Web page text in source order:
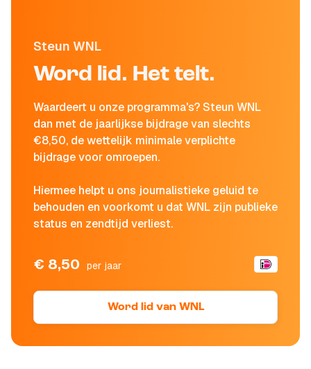
Steun WNL
Word lid. Het telt.
Waardeert u onze programma's? Steun WNL
dan met de jaarlijkse bijdrage van slechts
€8,50, de wettelijk minimale verplichte
bijdrage voor omroepen.
Hiermee helpt u ons journalistieke geluid te
behouden en voorkomt u dat WNL zijn publieke
status en zendtijd verliest.
€ 8,50 per jaar
Word lid van WNL